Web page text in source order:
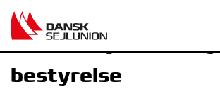
Dansk Sejlunions nye
bestyrelse